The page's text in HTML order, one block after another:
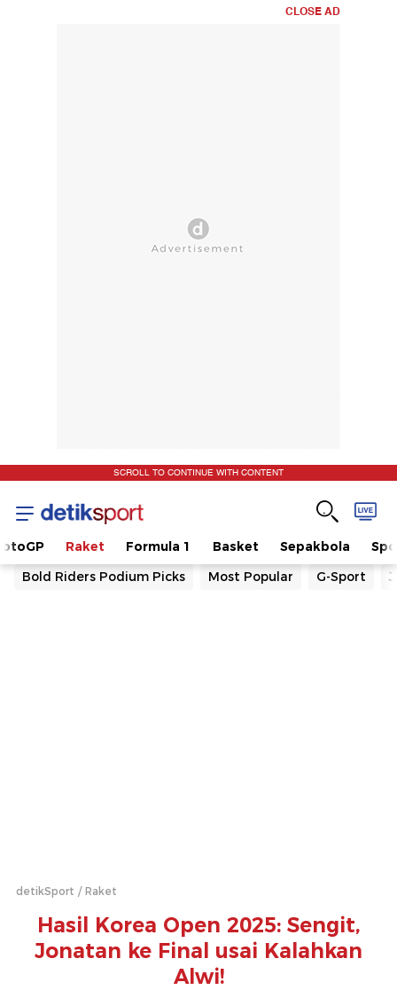
CLOSE AD
SCROLL TO CONTINUE WITH CONTENT
Raket Formula 1 Basket Sepakbola
Bold Riders Podium Picks
Most Popular G-Sport
detikSport Raket
Hasil Korea Open 2025: Sengit,
Jonatan ke Final usai Kalahkan
Alwi!